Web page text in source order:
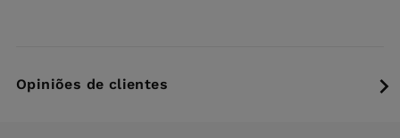
Opiniões de clientes